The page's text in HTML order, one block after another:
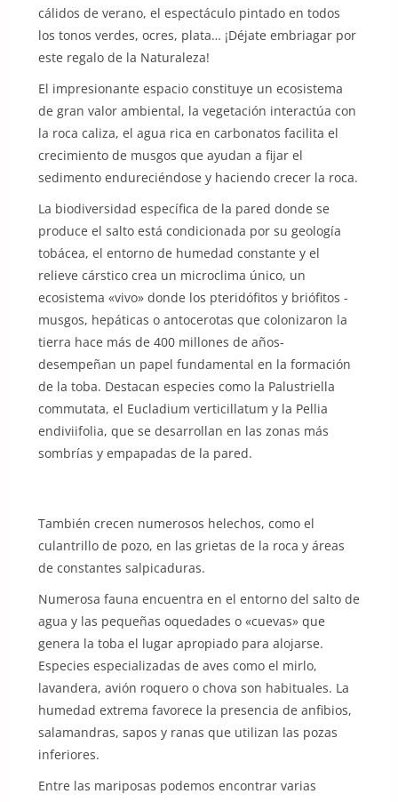
cálidos de verano, el espectáculo pintado en todos
los tonos verdes, ocres, plata… ¡Déjate embriagar por
este regalo de la Naturaleza!
El impresionante espacio constituye un ecosistema
de gran valor ambiental, la vegetación interactúa con
la roca caliza, el agua rica en carbonatos facilita el
crecimiento de musgos que ayudan a fijar el
sedimento endureciéndose y haciendo crecer la roca.
La biodiversidad específica de la pared donde se
produce el salto está condicionada por su geología
tobácea, el entorno de humedad constante y el
relieve cárstico crea un microclima único, un
ecosistema «vivo» donde los pteridófitos y briófitos -
musgos, hepáticas o antocerotas que colonizaron la
tierra hace más de 400 millones de años-
desempeñan un papel fundamental en la formación
de la toba. Destacan especies como la Palustriella
commutata, el Eucladium verticillatum y la Pellia
endiviifolia, que se desarrollan en las zonas más
sombrías y empapadas de la pared.
También crecen numerosos helechos, como el
culantrillo de pozo, en las grietas de la roca y áreas
de constantes salpicaduras.
Numerosa fauna encuentra en el entorno del salto de
agua y las pequeñas oquedades o «cuevas» que
genera la toba el lugar apropiado para alojarse.
Especies especializadas de aves como el mirlo,
lavandera, avión roquero o chova son habituales. La
humedad extrema favorece la presencia de anfibios,
salamandras, sapos y ranas que utilizan las pozas
inferiores.
Entre las mariposas podemos encontrar varias